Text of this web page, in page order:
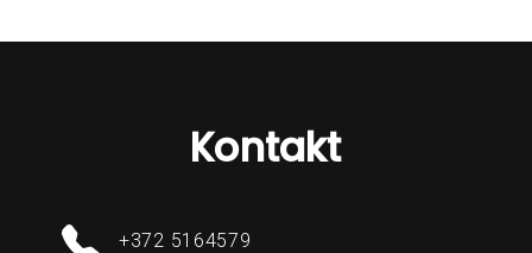
Kontakt
+372 5164579